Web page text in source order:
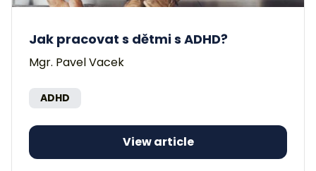
Jak pracovat s dětmi s ADHD?
Mgr. Pavel Vacek
ADHD
View article